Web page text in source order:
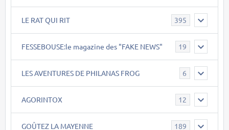
LE RAT QUI RIT 395
FESSEBOUSE:le magazine des "FAKE NEWS" 19
LES AVENTURES DE PHILANAS FROG 6
AGORINTOX 12
GOÛTEZ LA MAYENNE 189